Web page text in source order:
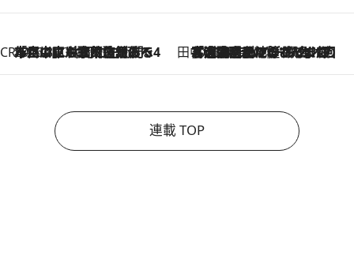
CREA'S CHOICE
2026.8.7
「立川にも歌舞伎があるんだよ」 片岡仁左衛門・市川中車ら豪華座組みで4年目の立川立飛歌舞伎へ 田中稲の勝手に再ブーム
2026.8.7
「湘南乃風に憧れて」観客大盛上がりの“タオル回し”に、ラッパー顔負けの高速歌唱まで…さだまさし（74）のアグレッシブすぎる現在地
連載 TOP